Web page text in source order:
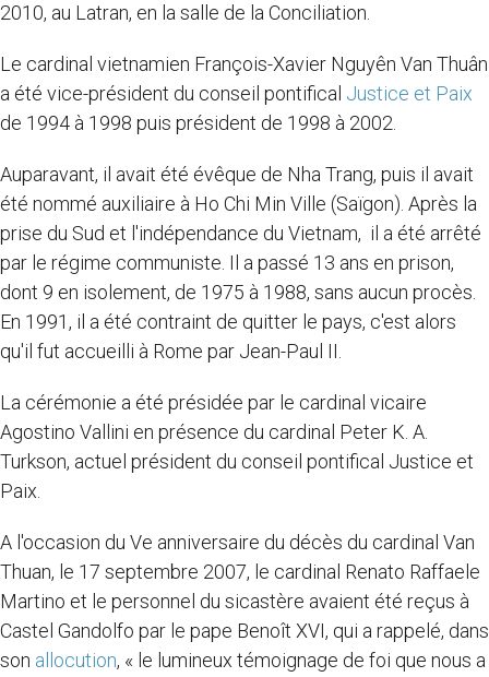
2010, au Latran, en la salle de la Conciliation.
Le cardinal vietnamien François-Xavier Nguyên Van Thuân
a été vice-président du conseil pontifical Justice et Paix
de 1994 à 1998 puis président de 1998 à 2002.
Auparavant, il avait été évêque de Nha Trang, puis il avait
été nommé auxiliaire à Ho Chi Min Ville (Saïgon). Après la
prise du Sud et l'indépendance du Vietnam, il a été arrêté
par le régime communiste. Il a passé 13 ans en prison,
dont 9 en isolement, de 1975 à 1988, sans aucun procès.
En 1991, il a été contraint de quitter le pays, c'est alors
qu'il fut accueilli à Rome par Jean-Paul II.
La cérémonie a été présidée par le cardinal vicaire
Agostino Vallini en présence du cardinal Peter K. A.
Turkson, actuel président du conseil pontifical Justice et
Paix.
A l'occasion du Ve anniversaire du décès du cardinal Van
Thuan, le 17 septembre 2007, le cardinal Renato Raffaele
Martino et le personnel du sicastère avaient été reçus à
Castel Gandolfo par le pape Benoît XVI, qui a rappelé, dans
son allocution, « le lumineux témoignage de foi que nous a